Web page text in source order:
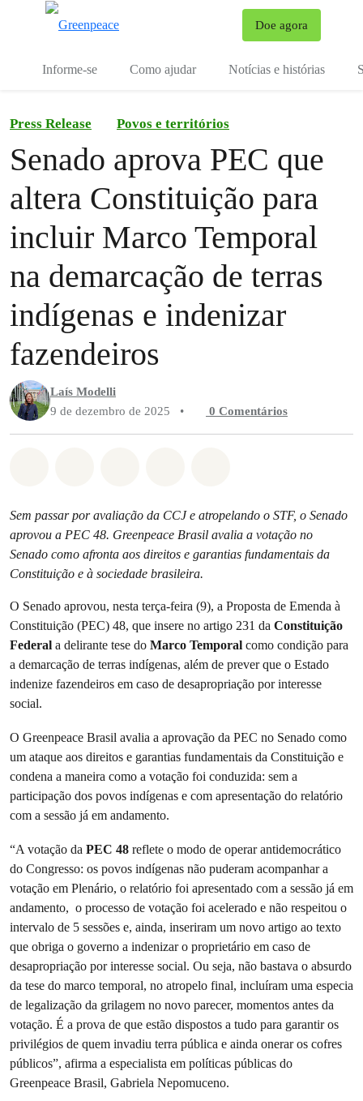
Doe agora
Informe-se Como ajudar Notícias e histórias
Press Release Povos e territórios
Senado aprova PEC que
altera Constituição para
incluir Marco Temporal
na demarcação de terras
indígenas e indenizar
fazendeiros
Laís Modelli
9 de dezembro de 2025
• 0 Comentários
Sem passar por avaliação da CCJ e atropelando o STF, o Senado
aprovou a PEC 48. Greenpeace Brasil avalia a votação no
Senado como afronta aos direitos e garantias fundamentais da
Constituição e à sociedade brasileira.
O Senado aprovou, nesta terça-feira (9), a Proposta de Emenda à
Constituição (PEC) 48, que insere no artigo 231 da Constituição
Federal a delirante tese do Marco Temporal como condição para
a demarcação de terras indígenas, além de prever que o Estado
indenize fazendeiros em caso de desapropriação por interesse
social.
O Greenpeace Brasil avalia a aprovação da PEC no Senado como
um ataque aos direitos e garantias fundamentais da Constituição e
condena a maneira como a votação foi conduzida: sem a
participação dos povos indígenas e com apresentação do relatório
com a sessão já em andamento.
“A votação da PEC 48 reflete o modo de operar antidemocrático
do Congresso: os povos indígenas não puderam acompanhar a
votação em Plenário, o relatório foi apresentado com a sessão já em
andamento, o processo de votação foi acelerado e não respeitou o
intervalo de 5 sessões e, ainda, inseriram um novo artigo ao texto
que obriga o governo a indenizar o proprietário em caso de
desapropriação por interesse social. Ou seja, não bastava o absurdo
da tese do marco temporal, no atropelo final, incluíram uma especia
de legalização da grilagem no novo parecer, momentos antes da
votação. É a prova de que estão dispostos a tudo para garantir os
privilégios de quem invadiu terra pública e ainda onerar os cofres
públicos”, afirma a especialista em políticas públicas do
Greenpeace Brasil, Gabriela Nepomuceno.